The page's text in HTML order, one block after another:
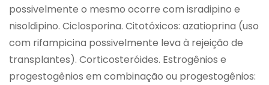
possivelmente o mesmo ocorre com isradipino e
nisoldipino. Ciclosporina. Citotóxicos: azatioprina (uso
com rifampicina possivelmente leva à rejeição de
transplantes). Corticosteróides. Estrogênios e
progestogênios em combinação ou progestogênios: